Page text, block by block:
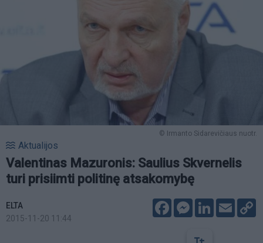
© Irmanto Sidarevičiaus nuotr.
Aktualijos
Valentinas Mazuronis: Saulius Skvernelis
turi prisiimti politinę atsakomybę
ELTA
2015-11-20 11:44
FacebookMessenger
LinkedIn
Email